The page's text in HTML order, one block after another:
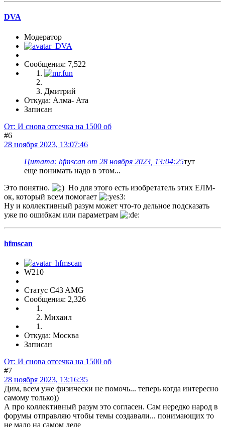
DVA
Модератор
Сообщения: 7,522
Дмитрий
Откуда: Алма- Ата
Записан
От: И снова отсечка на 1500 об
#6
28 ноября 2023, 13:07:46
Цитата: hfmscаn от 28 ноября 2023, 13:04:25тут
еще понимать надо в этом...
Это понятно.
Но для этого есть изобретатель этих ЕЛМ-
ок, который всем помогает
Ну и коллективный разум может что-то дельное подсказать
уже по ошибкам или параметрам
hfmscаn
W210
Статус C43 AMG
Сообщения: 2,326
Михаил
Откуда: Москва
Записан
От: И снова отсечка на 1500 об
#7
28 ноября 2023, 13:16:35
Дим, всем уже физически не помочь... теперь когда интересно
самому только))
А про коллективный разум это согласен. Сам нередко народ в
форумы отправляю чтобы темы создавали... понимающих то
не мало на самом деле